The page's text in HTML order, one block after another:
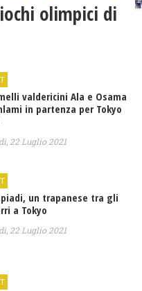
olimpici di
valdericini Ala e Osama
in partenza per Tokyo
22 Luglio 2021
un trapanese tra gli
a Tokyo
22 Luglio 2021